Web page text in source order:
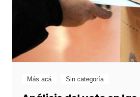
Más acá Sin categoría